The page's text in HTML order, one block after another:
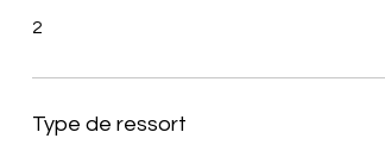
2
Type de ressort